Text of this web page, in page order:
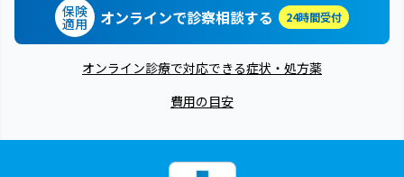
保険
適用 オンラインで診察相談する 24時間受付
オンライン診療で対応できる症状・処方薬
費用の目安